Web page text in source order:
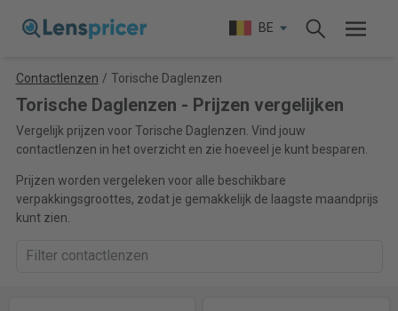
BE
Contactlenzen / Torische Daglenzen
Torische Daglenzen - Prijzen vergelijken
Vergelijk prijzen voor Torische Daglenzen. Vind jouw
contactlenzen in het overzicht en zie hoeveel je kunt besparen.
Prijzen worden vergeleken voor alle beschikbare
verpakkingsgroottes, zodat je gemakkelijk de laagste maandprijs
kunt zien.